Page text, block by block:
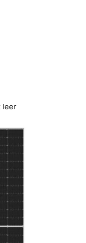
leer